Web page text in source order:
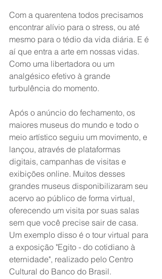
Com a quarentena todos precisamos
encontrar alívio para o stress, ou até
mesmo para o tédio da vida diária. E é
aí que entra a arte em nossas vidas.
Como uma libertadora ou um
analgésico efetivo à grande
turbulência do momento.
Após o anúncio do fechamento, os
maiores museus do mundo e todo o
meio artístico seguiu um movimento, e
lançou, através de plataformas
digitais, campanhas de visitas e
exibições online. Muitos desses
grandes museus disponibilizaram seu
acervo ao público de forma virtual,
oferecendo um visita por suas salas
sem que você precise sair de casa.
Um exemplo disso é o tour virtual para
a exposição "Egito - do cotidiano à
eternidade", realizado pelo Centro
Cultural do Banco do Brasil.